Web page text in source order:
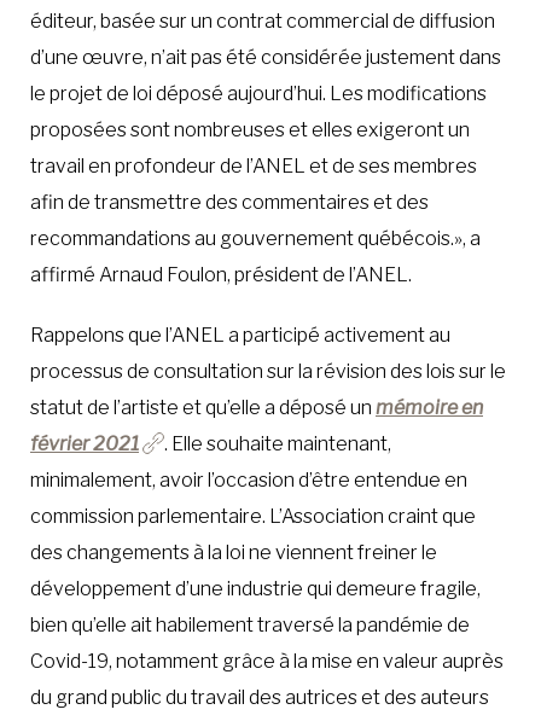
éditeur, basée sur un contrat commercial de diffusion
d’une œuvre, n’ait pas été considérée justement dans
le projet de loi déposé aujourd’hui. Les modifications
proposées sont nombreuses et elles exigeront un
travail en profondeur de l’ANEL et de ses membres
afin de transmettre des commentaires et des
recommandations au gouvernement québécois.», a
affirmé Arnaud Foulon, président de l’ANEL.
Rappelons que l’ANEL a participé activement au
processus de consultation sur la révision des lois sur le
statut de l’artiste et qu’elle a déposé un mémoire en
février 2021
. Elle souhaite maintenant,
minimalement, avoir l’occasion d’être entendue en
commission parlementaire. L’Association craint que
des changements à la loi ne viennent freiner le
développement d’une industrie qui demeure fragile,
bien qu’elle ait habilement traversé la pandémie de
Covid-19, notamment grâce à la mise en valeur auprès
du grand public du travail des autrices et des auteurs